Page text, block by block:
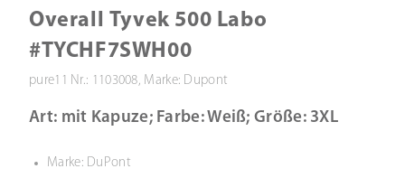
Overall Tyvek 500 Labo
#TYCHF7SWH00
pure11 Nr.: 1103008, Marke: Dupont
Art: mit Kapuze; Farbe: Weiß; Größe: 3XL
Marke: DuPont